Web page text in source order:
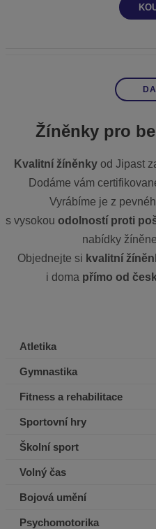
Žíněnky pro
Kvalitní žíněnkyod Jipast
Dodáme vám
Vyrábíme je z
s vysokou odolností proti
nabídky
Objednejte si kvalitní
i doma přímo od
Atletika
Gymnastika
Fitness a rehabilitace
Sportovní hry
Školní sport
Volný čas
Bojová umění
Psychomotorika